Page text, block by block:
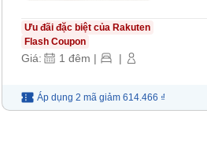
Ưu đãi đặc biệt của Rakuten
Flash Coupon
Giá: 1 đêm | |
Áp dụng 2 mã giảm 614.466 ₫